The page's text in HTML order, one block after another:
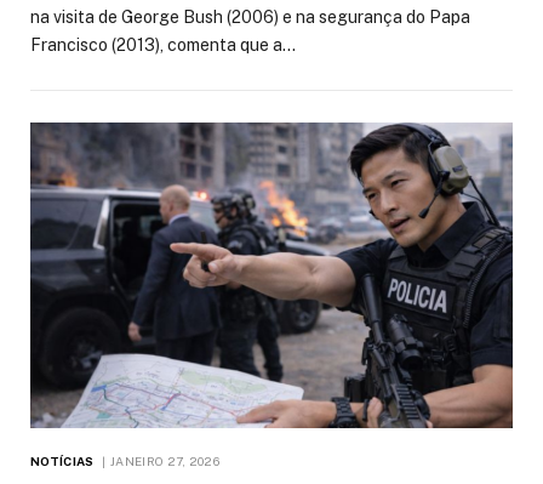
na visita de George Bush (2006) e na segurança do Papa
Francisco (2013), comenta que a…
NOTÍCIAS JANEIRO 27, 2026